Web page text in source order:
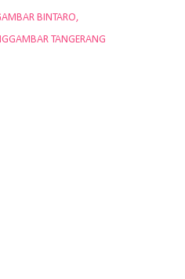
BINTARO
TANGERANG